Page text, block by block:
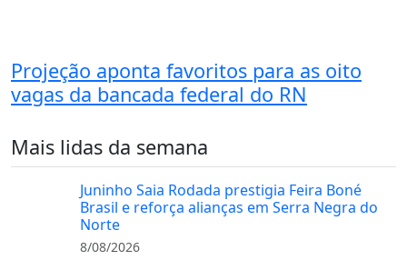
Projeção aponta favoritos para as oito
vagas da bancada federal do RN
Mais lidas da semana
Juninho Saia Rodada prestigia Feira Boné
Brasil e reforça alianças em Serra Negra do
Norte
8/08/2026